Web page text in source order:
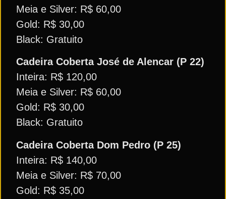
Meia e Silver: R$ 60,00
Gold: R$ 30,00
Black: Gratuito
Cadeira Coberta José de Alencar (P 22)
Inteira: R$ 120,00
Meia e Silver: R$ 60,00
Gold: R$ 30,00
Black: Gratuito
Cadeira Coberta Dom Pedro (P 25)
Inteira: R$ 140,00
Meia e Silver: R$ 70,00
Gold: R$ 35,00